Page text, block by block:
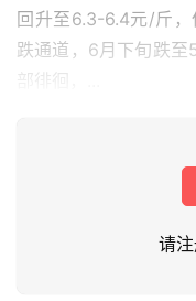
回升至6.3-6.4元/斤
跌通道，6月下旬跌
部徘徊，...
请